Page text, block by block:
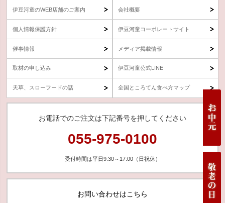
伊豆河童のWEB店舗のご案内 会社概要
個人情報保護方針 伊豆河童コーポレートサイト
催事情報 メディア掲載情報
取材の申し込み 伊豆河童公式LINE
天草、スローフードの話 全国ところてん食べ方マップ
お電話でのご注文は下記番号を押してください
055-975-0100
受付時間は平日9:30～17:00（日祝休）
お問い合わせはこちら